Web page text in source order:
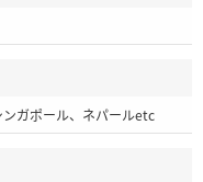
ガポール、ネパールetc